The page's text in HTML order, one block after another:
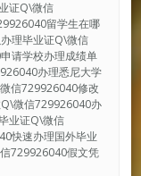
证Q\微信
留学生在哪
理毕业证Q\微信
请学校办理成绩单
办理悉尼大学
信729926040修改
微信729926040办
业证Q\微信
快速办理国外毕业
729926040假文凭